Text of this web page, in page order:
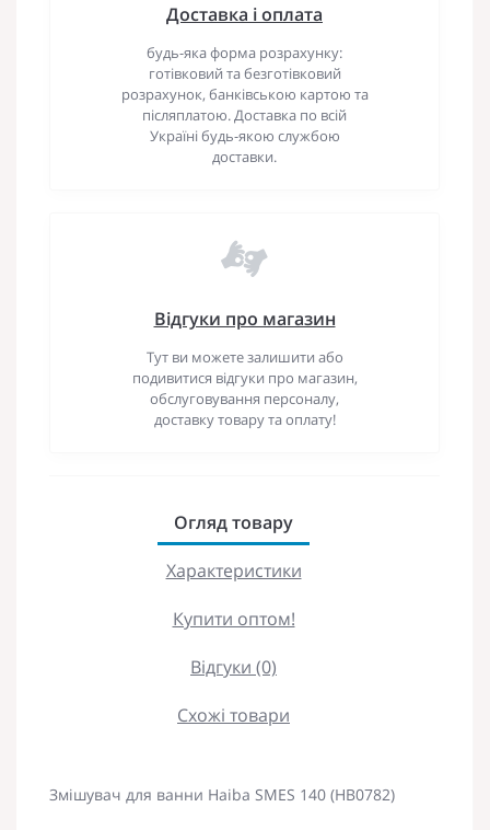
Доставка і оплата
будь-яка форма розрахунку:
готівковий та безготівковий
розрахунок, банківською картою та
післяплатою. Доставка по всій
Україні будь-якою службою
доставки.
Відгуки про магазин
Тут ви можете залишити або
подивитися відгуки про магазин,
обслуговування персоналу,
доставку товару та оплату!
Огляд товару
Характеристики
Купити оптом!
Відгуки (0)
Схожі товари
Змішувач для ванни Haiba SMES 140 (HB0782)